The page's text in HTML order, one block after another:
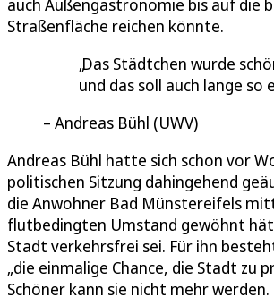
Straßenfläche reichen könnte.
Das Städtchen wurde
und das soll auch lange so
Andreas Bühl (UWV)
Andreas Bühl hatte sich schon vor
politischen Sitzung dahingehend
die Anwohner Bad Münstereifels
flutbedingten Umstand gewöhnt
Stadt verkehrsfrei sei. Für ihn
„die einmalige Chance, die Stadt zu
Schöner kann sie nicht mehr